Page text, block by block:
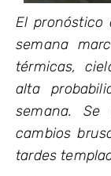
El pronóstico
semana
térmicas,
alta
semana. Se
cambios
tardes